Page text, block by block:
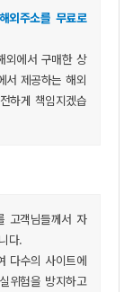
해외주소를무료로
외에서구매한상
서제공하는해외
하게책임지겠습
고객님들께서자
다.
다수의사이트에
위험을방지하고